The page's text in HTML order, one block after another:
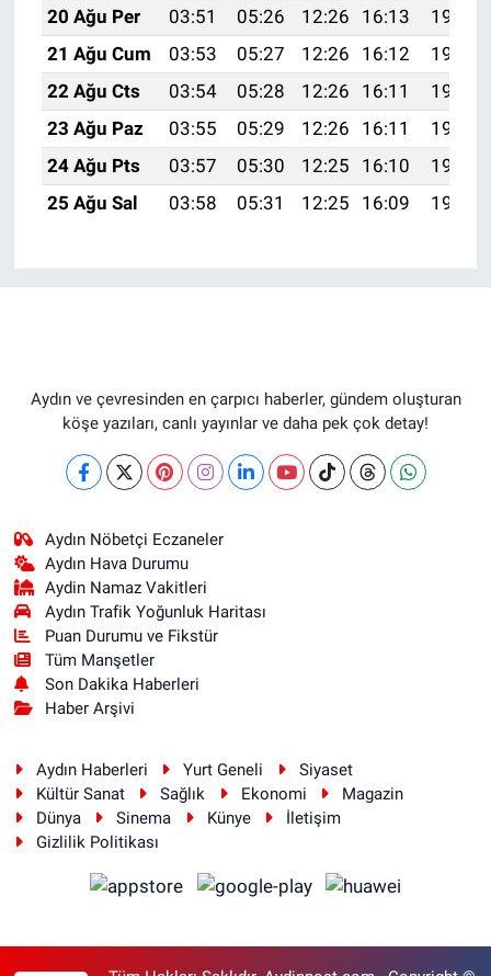
20 Ağu Per
03:51 05:26 12:26 16:13
19:17
21 Ağu Cum
03:53 05:27 12:26 16:12
19:16
22 Ağu Cts
03:54 05:28 12:26 16:11
19:14
23 Ağu Paz
03:55 05:29 12:26 16:11
19:13
24 Ağu Pts
03:57 05:30 12:25 16:10
19:11
25 Ağu Sal
03:58 05:31 12:25 16:09 19:10
Aydın ve çevresinden en çarpıcı haberler, gündem oluşturan
köşe yazıları, canlı yayınlar ve daha pek çok detay!
Aydın Nöbetçi Eczaneler
Aydın Hava Durumu
Aydin Namaz Vakitleri
Aydın Trafik Yoğunluk Haritası
Puan Durumu ve Fikstür
Tüm Manşetler
Son Dakika Haberleri
Haber Arşivi
Aydın Haberleri Yurt Geneli
Siyaset
Kültür Sanat
Sağlık Ekonomi
Magazin
Dünya
Sinema Künye
İletişim
Gizlilik Politikası